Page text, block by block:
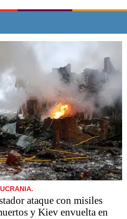
ataque con misiles
y Kiev envuelta en